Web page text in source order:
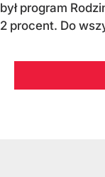
był program
2 procent. Do